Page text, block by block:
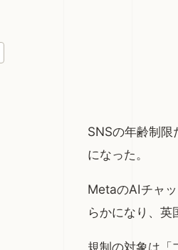
SNSの年齢制
になった。
MetaのAIチャ
らかになり、英
規制の対象は「